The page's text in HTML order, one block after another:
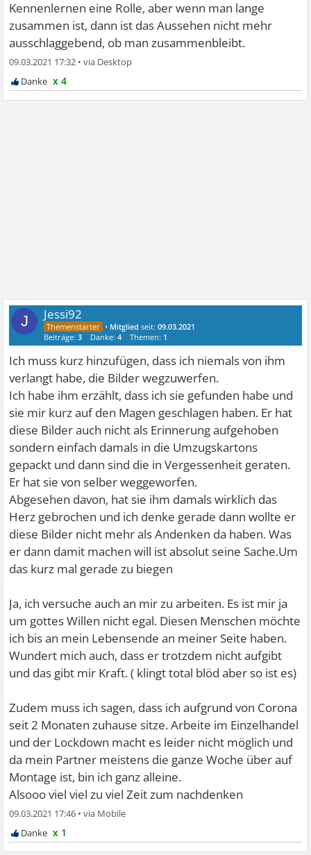
Kennenlernen eine Rolle, aber wenn man lange
zusammen ist, dann ist das Aussehen nicht mehr
ausschlaggebend, ob man zusammenbleibt.
09.03.2021 17:32 •
x 4
J Jessi92
• Mitglied seit:09.03.2021
Beiträge:3 Danke:4 Themen: 1
Ich muss kurz hinzufügen, dass ich niemals von ihm
verlangt habe, die Bilder wegzuwerfen.
Ich habe ihm erzählt, dass ich sie gefunden habe und
sie mir kurz auf den Magen geschlagen haben. Er hat
diese Bilder auch nicht als Erinnerung aufgehoben
sondern einfach damals in die Umzugskartons
gepackt und dann sind die in Vergessenheit geraten.
Er hat sie von selber weggeworfen.
Abgesehen davon, hat sie ihm damals wirklich das
Herz gebrochen und ich denke gerade dann wollte er
diese Bilder nicht mehr als Andenken da haben. Was
er dann damit machen will ist absolut seine Sache.Um
das kurz mal gerade zu biegen
Ja, ich versuche auch an mir zu arbeiten. Es ist mir ja
um gottes Willen nicht egal. Diesen Menschen möchte
ich bis an mein Lebensende an meiner Seite haben.
Wundert mich auch, dass er trotzdem nicht aufgibt
und das gibt mir Kraft. ( klingt total blöd aber so ist es)
Zudem muss ich sagen, dass ich aufgrund von Corona
seit 2 Monaten zuhause sitze. Arbeite im Einzelhandel
und der Lockdown macht es leider nicht möglich und
da mein Partner meistens die ganze Woche über auf
Montage ist, bin ich ganz alleine.
Alsooo viel viel zu viel Zeit zum nachdenken
09.03.2021 17:46 •
x 1